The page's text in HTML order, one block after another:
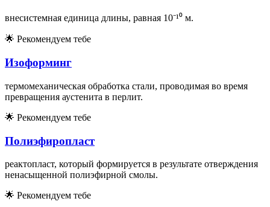
внесистемная единица длины, равная 10⁻¹⁰ м.
🌟 Рекомендуем тебе
Изоформинг
термомеханическая обработка стали, проводимая во время
превращения аустенита в перлит.
🌟 Рекомендуем тебе
Полиэфиропласт
реактопласт, который формируется в результате отверждения
ненасыщенной полиэфирной смолы.
🌟 Рекомендуем тебе